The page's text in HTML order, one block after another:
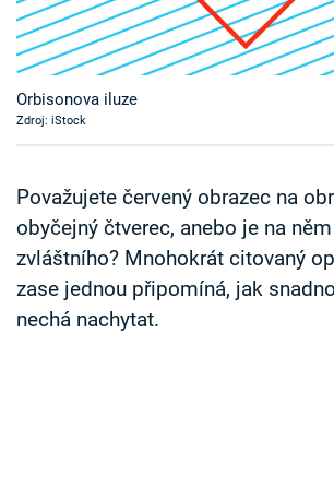
Časopis
Sledujte prima+
Sledujte nás
Orbisonova iluze
Zdroj: iStock
Považujete červený obrazec na
obyčejný čtverec, anebo je na
zvláštního? Mnohokrát citovaný
zase jednou připomíná, jak
nechá nachytat.